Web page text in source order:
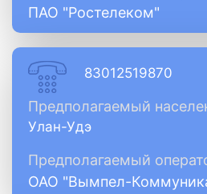
ПАО "Ростелеком"
83012519870
Предполагаемый
Улан-Удэ
Предполагаемый
ОАО "Вымпел-